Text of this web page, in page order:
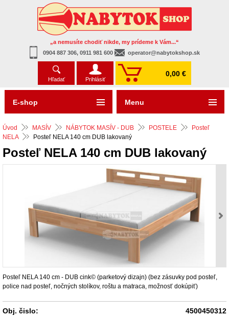
„a nemusíte chodiť nikde, my prídeme k Vám...“
0904 887 306, 0911 981 600
operator@nabytokshop.sk
Hľadať Prihlásiť
0,00 €
Úvod MASÍV NÁBYTOK MASÍV - DUB POSTELE
Posteľ
NELA
Posteľ NELA 140 cm DUB lakovaný
Posteľ NELA 140 cm DUB lakovaný
Posteľ NELA 140 cm - DUB cink© (parketový dizajn) (bez zásuvky pod posteľ,
police nad posteľ, nočných stolíkov, roštu a matraca, možnosť dokúpiť)
Obj. čislo: 4500450312
E-shop Menu